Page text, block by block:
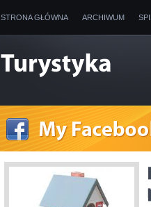
STRONA GŁÓWNA ARCHIWUM